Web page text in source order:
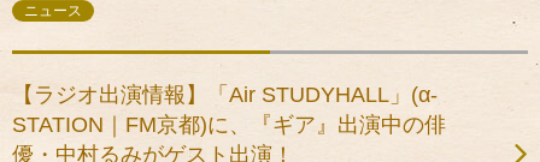
ニュース
【ラジオ出演情報】「Air STUDYHALL」(α-
STATION｜FM京都)に、『ギア』出演中の俳
優・中村るみがゲスト出演！